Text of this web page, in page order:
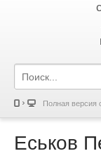
Полная версия
Еськов